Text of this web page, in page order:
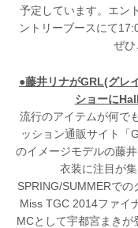
予定しています。エン
ントリーブースにて
ぜひ
●藤井リナがGRL(グレ
ショーに
流行のアイテムが何で
ッション通販サイト「
のイメージモデルの藤
衣装に注目が
SPRING/SUMMERで
Miss TGC 2014ファイ
MCとして宇都宮まきが